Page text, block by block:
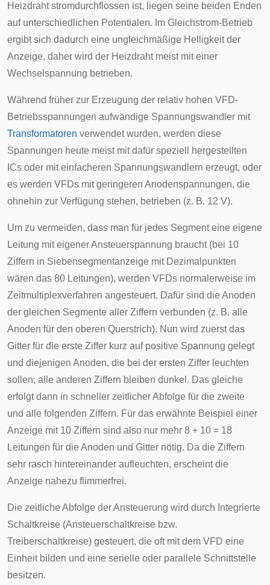
Heizdraht stromdurchflossen ist, liegen seine beiden Enden
auf unterschiedlichen Potentialen. Im Gleichstrom-Betrieb
ergibt sich dadurch eine ungleichmäßige Helligkeit der
Anzeige, daher wird der Heizdraht meist mit einer
Wechselspannung betrieben.
Während früher zur Erzeugung der relativ hohen VFD-
Betriebsspannungen aufwändige Spannungswandler mit
Transformatoren verwendet wurden, werden diese
Spannungen heute meist mit dafür speziell hergestellten
ICs oder mit einfacheren Spannungswandlern erzeugt, oder
es werden VFDs mit geringeren Anodenspannungen, die
ohnehin zur Verfügung stehen, betrieben (z. B. 12 V).
Um zu vermeiden, dass man für jedes Segment eine eigene
Leitung mit eigener Ansteuerspannung braucht (bei 10
Ziffern in Siebensegmentanzeige mit Dezimalpunkten
wären das 80 Leitungen), werden VFDs normalerweise im
Zeitmultiplexverfahren angesteuert. Dafür sind die Anoden
der gleichen Segmente aller Ziffern verbunden (z. B. alle
Anoden für den oberen Querstrich). Nun wird zuerst das
Gitter für die erste Ziffer kurz auf positive Spannung gelegt
und diejenigen Anoden, die bei der ersten Ziffer leuchten
sollen; alle anderen Ziffern bleiben dunkel. Das gleiche
erfolgt dann in schneller zeitlicher Abfolge für die zweite
und alle folgenden Ziffern. Für das erwähnte Beispiel einer
Anzeige mit 10 Ziffern sind also nur mehr 8 + 10 = 18
Leitungen für die Anoden und Gitter nötig. Da die Ziffern
sehr rasch hintereinander aufleuchten, erscheint die
Anzeige nahezu flimmerfrei.
Die zeitliche Abfolge der Ansteuerung wird durch Integrierte
Schaltkreise (Ansteuerschaltkreise bzw.
Treiberschaltkreise) gesteuert, die oft mit dem VFD eine
Einheit bilden und eine serielle oder parallele Schnittstelle
besitzen.